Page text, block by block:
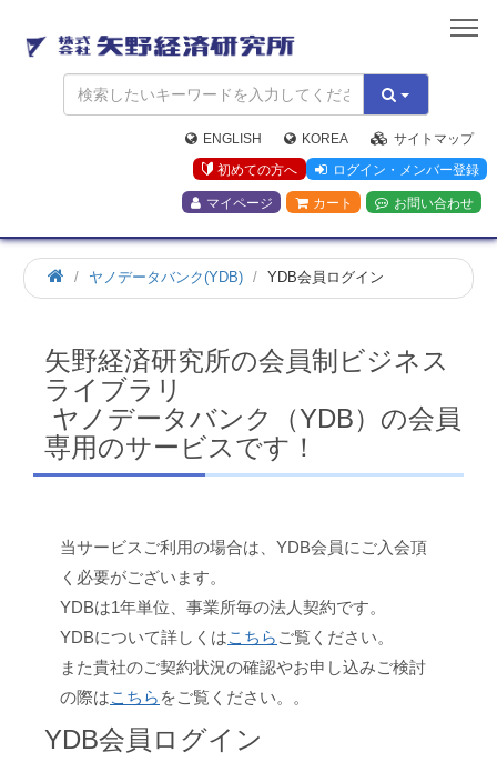
矢
野
経
済
研
究
所
ENGLISH KOREA
サイトマップ
初めての方へ
ログイン・メンバー登録
マイページ カート お問い合わせ
ホ
ー
ヤノデータバンク(YDB) YDB会員ログイン
矢野経済研究所の会員制ビジネス
ライブラリ
ヤノデータバンク（YDB）の会員
専用のサービスです！
当サービスご利用の場合は、YDB会員にご入会頂
く必要がございます。
YDBは1年単位、事業所毎の法人契約です。
YDBについて詳しくはこちら ご覧ください。
また貴社のご契約状況の確認やお申し込みご検討
の際はこちら をご覧ください。。
YDB会員ログイン